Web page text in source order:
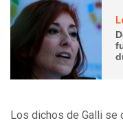
Los dichos de Galli se